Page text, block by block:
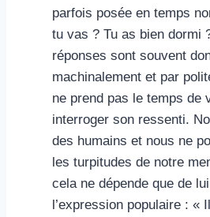
parfois posée en temps
tu vas ? Tu as bien dormi
réponses sont souvent
machinalement et par
ne prend pas le temps de
interroger son ressenti.
des humains et nous ne
les turpitudes de notre
cela ne dépende que de
l’expression populaire : «